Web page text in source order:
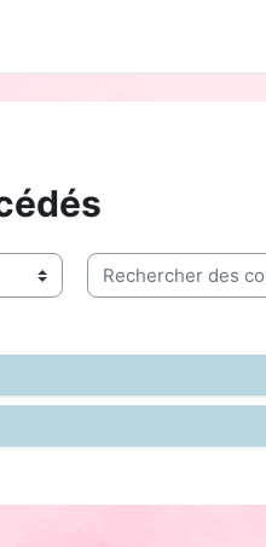
Rechercher des cours